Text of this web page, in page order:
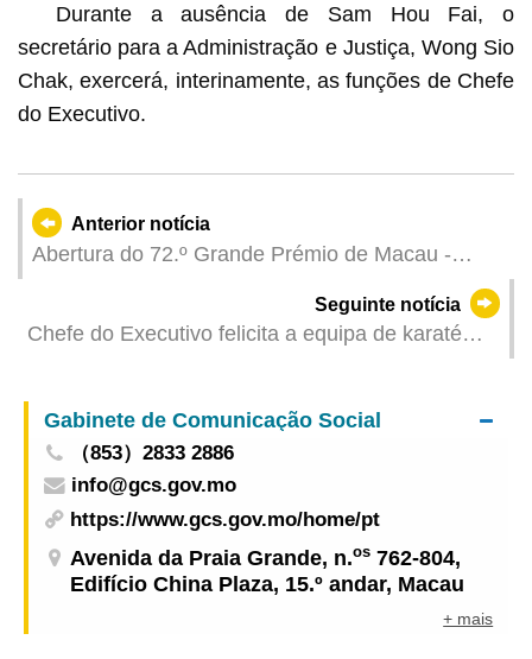
Durante a ausência de Sam Hou Fai, o
secretário para a Administração e Justiça, Wong Sio
Chak, exercerá, interinamente, as funções de Chefe
do Executivo.
Anterior notícia
Abertura do 72.º Grande Prémio de Macau -
participação dos fãs do desporto motorizado
Seguinte notícia
Chefe do Executivo felicita a equipa de karaté
RAEM nos Jogos Nacionais
Gabinete de Comunicação Social
（853）2833 2886
info@gcs.gov.mo
https://www.gcs.gov.mo/home/pt
Avenida da Praia Grande, n.os 762-804,
Edifício China Plaza, 15.º andar, Macau
+ mais